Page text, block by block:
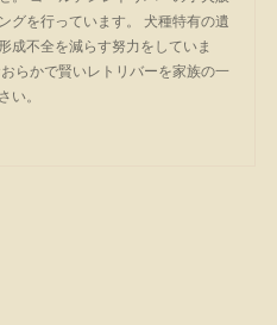
グを行っています。 犬種特有の遺
成不全を減らす努力をしていま
らかで賢いレトリバーを家族の一
い。